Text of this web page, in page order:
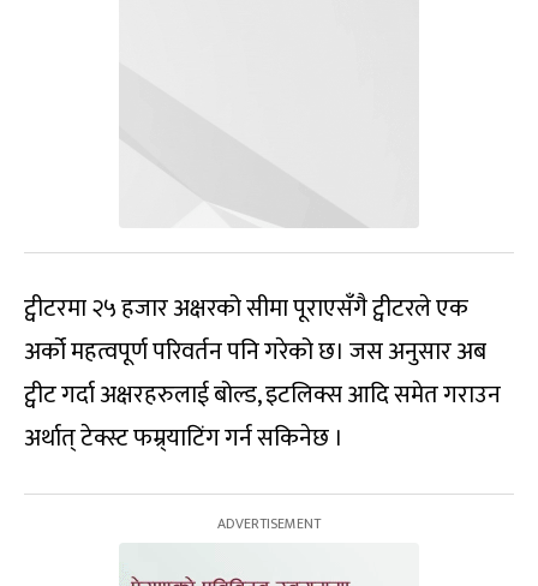
ट्वीटरमा २५ हजार अक्षरको सीमा पूराएसँगै ट्वीटरले एक
अर्को महत्वपूर्ण परिवर्तन पनि गरेको छ। जस अनुसार अब
ट्वीट गर्दा अक्षरहरुलाई बोल्ड, इटलिक्स आदि समेत गराउन
अर्थात् टेक्स्ट फम्र्याटिंग गर्न सकिनेछ ।